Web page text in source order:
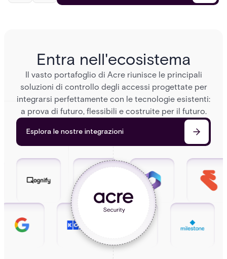
Entra nell'ecosistema
Il vasto portafoglio di Acre riunisce le principali
soluzioni di controllo degli accessi progettate per
integrarsi perfettamente con le tecnologie esistenti:
a prova di futuro, flessibili e costruite per il futuro.
Esplora le nostre integrazioni